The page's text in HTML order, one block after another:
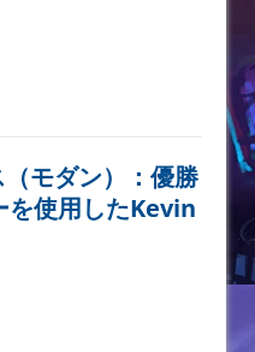
モダン）：優勝
を使用したKevin